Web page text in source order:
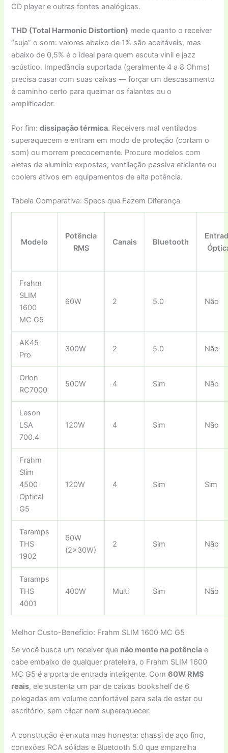
CD player e outras fontes analógicas.
THD (Total Harmonic Distortion) mede quanto o receiver
“suja” o som: valores abaixo de 1% são aceitáveis, mas
abaixo de 0,5% é o ideal para quem escuta vinil e jazz
acústico. Impedância suportada (geralmente 4 a 8 Ohms)
precisa casar com suas caixas — forçar um descasamento
é caminho certo para queimar os falantes ou o
amplificador.
Por fim:dissipação térmica. Receivers mal ventilados
superaquecem e entram em modo de proteção (cortam o
som) ou morrem precocemente. Procure modelos com
aletas de alumínio expostas, ventilação passiva eficiente ou
coolers ativos em equipamentos de alta potência.
Tabela Comparativa: Specs que Fazem Diferença
Modelo
Potência
RMS
Canais Bluetooth
Frahm
SLIM
1600
MC G5
60W 2 5.0 Não
AK45
Pro
300W 2 5.0 Não
Orion
RC7000
500W 4 Sim Não
Leson
LSA
700.4
120W 4 Sim Não
Frahm
Slim
4500
Optical
G5
120W 4 Sim Sim
Taramps
THS
1902
60W
(2x30W)
2 Sim Não
Taramps
THS
4001
400W Multi Sim Não
Melhor Custo-Benefício: Frahm SLIM 1600 MC G5
Se você busca um receiver que não mente na potência e
cabe embaixo de qualquer prateleira, o Frahm SLIM 1600
MC G5 é a porta de entrada inteligente. Com60W RMS
reais, ele sustenta um par de caixas bookshelf de 6
polegadas em volume confortável para sala de estar ou
escritório, sem clipar nem superaquecer.
A construção é enxuta mas honesta: chassi de aço fino,
conexões RCA sólidas e Bluetooth 5.0 que emparelha